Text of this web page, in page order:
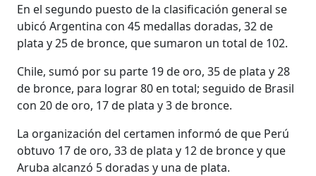
En el segundo puesto de la clasificación general se
ubicó Argentina con 45 medallas doradas, 32 de
plata y 25 de bronce, que sumaron un total de 102.
Chile, sumó por su parte 19 de oro, 35 de plata y 28
de bronce, para lograr 80 en total; seguido de Brasil
con 20 de oro, 17 de plata y 3 de bronce.
La organización del certamen informó de que Perú
obtuvo 17 de oro, 33 de plata y 12 de bronce y que
Aruba alcanzó 5 doradas y una de plata.